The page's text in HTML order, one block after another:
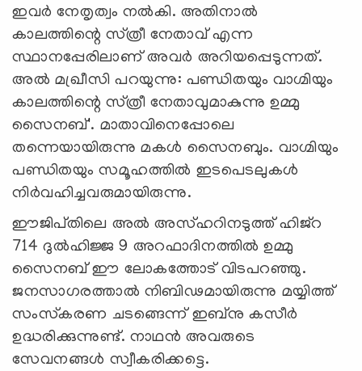
ഇവർ നേതൃത്വം നൽകി. അതിനാൽ
കാലത്തിന്റെ സ്‌ത്രീ നേതാവ്‌ എന്ന
സ്ഥാനപ്പേരിലാണ്‌ അവർ അറിയപ്പെടുന്നത്‌.
അൽ മഖ്രീസി പറയുന്നു: പണ്ഡിതയും വാഗ്മിയും
കാലത്തിന്റെ സ്‌ത്രീ നേതാവുമാകുന്നു ഉമ്മു
സൈനബ്‌'. മാതാവിനെപ്പോലെ
തന്നെയായിരുന്നു മകൾ സൈനബും. വാഗ്മിയും
പണ്ഡിതയും സമൂഹത്തിൽ ഇടപെടലുകൾ
നിർവഹിച്ചവരുമായിരുന്നു.
ഈജിപ്‌തിലെ അൽ അസ്‌ഹറിനടുത്ത്‌ ഹിജ്‌റ
714 ദുൽഹിജ്ജ 9 അറഫാദിനത്തിൽ ഉമ്മു
സൈനബ്‌ ഈ ലോകത്തോട്‌ വിടപറഞ്ഞു.
ജനസാഗരത്താൽ നിബിഢമായിരുന്നു മയ്യിത്ത്‌
സംസ്‌കരണ ചടങ്ങെന്ന്‌ ഇബ്‌നു കസീർ
ഉദ്ധരിക്കുന്നുണ്ട്. നാഥന്‍ അവരുടെ
സേവനങ്ങള്‍ സ്വീകരിക്കട്ടെ.